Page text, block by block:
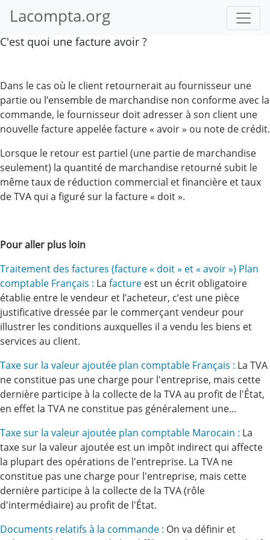
Lacompta.org
C'est quoi une facture avoir ?
Dans le cas où le client retournerait au fournisseur une
partie ou l’ensemble de marchandise non conforme avec la
commande, le fournisseur doit adresser à son client une
nouvelle facture appelée facture « avoir » ou note de crédit.
Lorsque le retour est partiel (une partie de marchandise
seulement) la quantité de marchandise retourné subit le
même taux de réduction commercial et financière et taux
de TVA qui a figuré sur la facture « doit ».
Pour aller plus loin
Traitement des factures (facture « doit » et « avoir ») Plan
comptable Français : La facture est un écrit obligatoire
établie entre le vendeur et l’acheteur, c’est une pièce
justificative dressée par le commerçant vendeur pour
illustrer les conditions auxquelles il a vendu les biens et
services au client.
Taxe sur la valeur ajoutée plan comptable Français : La TVA
ne constitue pas une charge pour l'entreprise, mais cette
dernière participe à la collecte de la TVA au profit de l'État,
en effet la TVA ne constitue pas généralement une...
Taxe sur la valeur ajoutée plan comptable Marocain : La
taxe sur la valeur ajoutée est un impôt indirect qui affecte
la plupart des opérations de l'entreprise. La TVA ne
constitue pas une charge pour l'entreprise, mais cette
dernière participe à la collecte de la TVA (rôle
d'intermédiaire) au profit de l'État.
Documents relatifs à la commande : On va définir et